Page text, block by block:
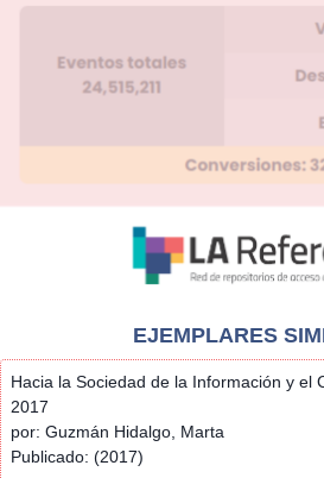
EJEMPLARES
Hacia la Sociedad de la Información y el
2017
por: Guzmán Hidalgo, Marta
Publicado: (2017)